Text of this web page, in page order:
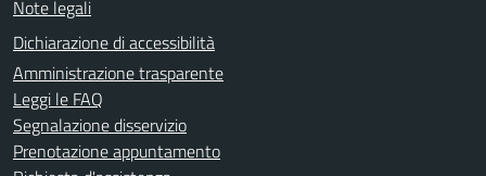
Note legali
Dichiarazione di accessibilità
Amministrazione trasparente
Leggi le FAQ
Segnalazione disservizio
Prenotazione appuntamento